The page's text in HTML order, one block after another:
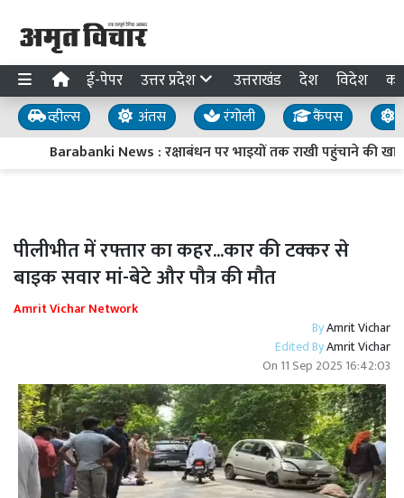
ई-पेपर उत्तर प्रदेश उत्तराखंड देश विदेश
व्हील्स अंतस रंगोली कैंपस
Barabanki News : रक्षाबंधन पर भाइयों तक राखी पहुंचाने की
पीलीभीत में रफ्तार का कहर...कार की टक्कर से
बाइक सवार मां-बेटे और पौत्र की मौत
Amrit Vichar Network
ByAmrit Vichar
Edited ByAmrit Vichar
On 11 Sep 2025 16:42:03